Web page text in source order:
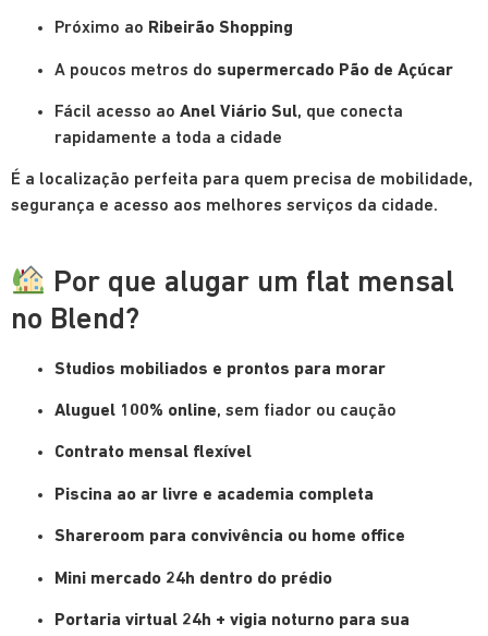
Próximo ao Ribeirão Shopping
A poucos metros do supermercado Pão de Açúcar
Fácil acesso ao Anel Viário Sul, que conecta
rapidamente a toda a cidade
É a localização perfeita para quem precisa de mobilidade,
segurança e acesso aos melhores serviços da cidade.
Por que alugar um flat mensal
no Blend?
Studios mobiliados e prontos para morar
Aluguel 100% online, sem fiador ou caução
Contrato mensal flexível
Piscina ao ar livre e academia completa
Shareroom para convivência ou home office
Mini mercado 24h dentro do prédio
Portaria virtual 24h + vigia noturno para sua